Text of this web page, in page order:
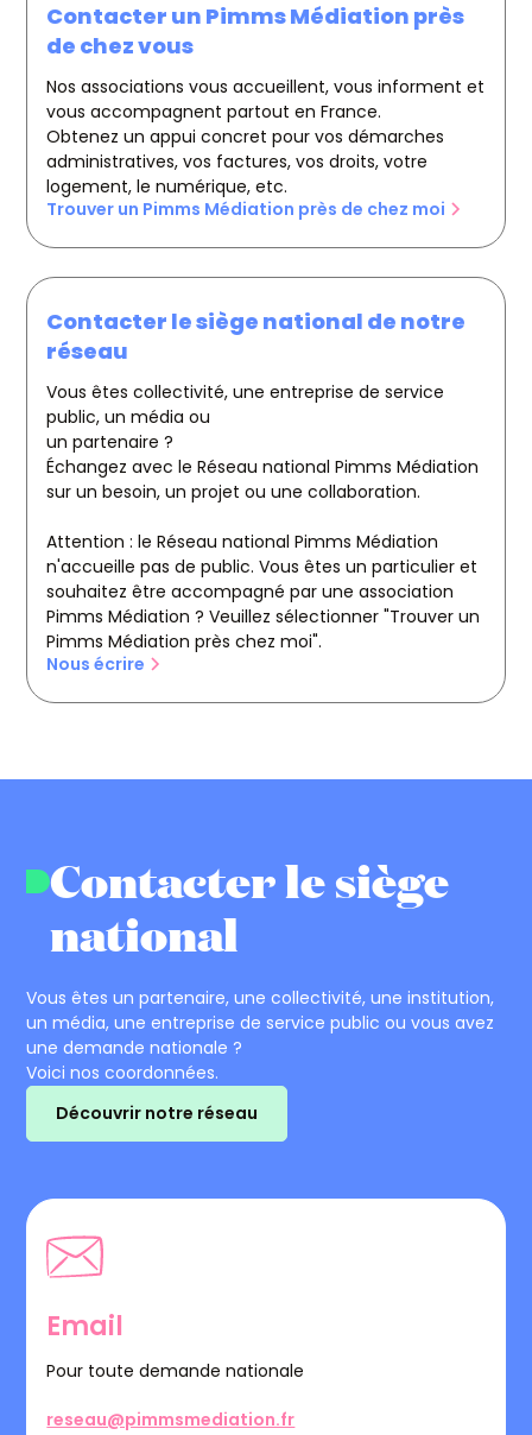
Contacter un Pimms Médiation près
de chez vous
Nos associations vous accueillent, vous informent et
vous accompagnent partout en France.
Obtenez un appui concret pour vos démarches
administratives, vos factures, vos droits, votre
logement, le numérique, etc.
Trouver un Pimms Médiation près de chez moi
Contacter le siège national de notre
réseau
Vous êtes collectivité, une entreprise de service
public, un média ou
un partenaire ?
Échangez avec le Réseau national Pimms Médiation
sur un besoin, un projet ou une collaboration.
Attention : le Réseau national Pimms Médiation
n'accueille pas de public. Vous êtes un particulier et
souhaitez être accompagné par une association
Pimms Médiation ? Veuillez sélectionner "Trouver un
Pimms Médiation près chez moi".
Nous écrire
Contacter le siège
national
Vous êtes un partenaire, une collectivité, une institution,
un média, une entreprise de service public ou vous avez
une demande nationale ?
Voici nos coordonnées.
Découvrir notre réseau
Email
Pour toute demande nationale
reseau@pimmsmediation.fr